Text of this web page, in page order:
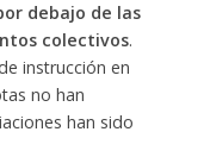
debajo de las
colectivos.
instrucción en
no han
han sido